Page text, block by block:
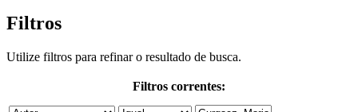
Filtros
Utilize filtros para refinar o resultado de busca.
Filtros correntes: